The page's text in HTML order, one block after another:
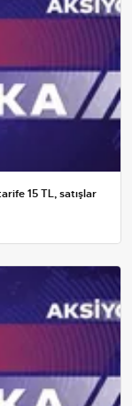
15 TL, satışlar